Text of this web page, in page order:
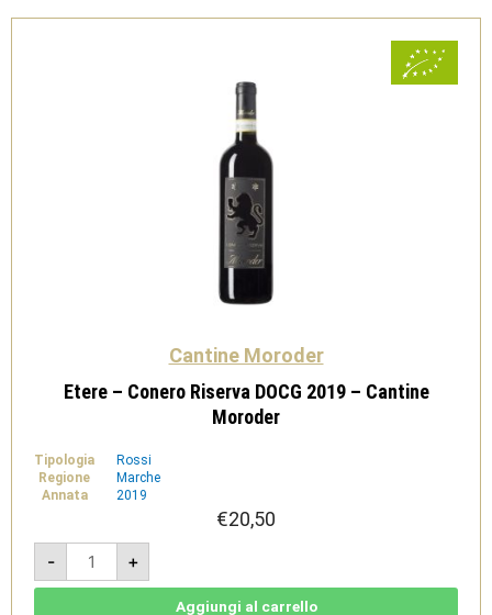
Cantine Moroder
Etere – Conero Riserva DOCG 2019 – Cantine
Moroder
Tipologia
Rossi
Regione
Marche
Annata
2019
€20,50
-
Etere
Conero
Riserva
+
Aggiungi al carrello